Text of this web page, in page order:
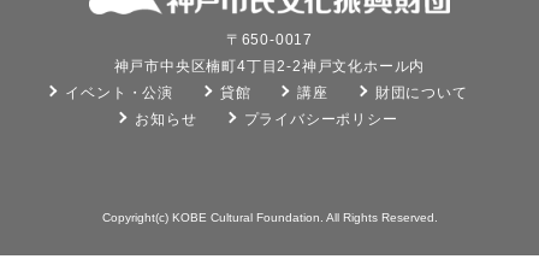
〒650-0017
神戸市中央区楠町4丁目2-2神戸文化ホール内
イベント・公演
貸館 講座
財団について
お知らせ
プライバシーポリシー
Copyright(c) KOBE Cultural Foundation. All Rights Reserved.